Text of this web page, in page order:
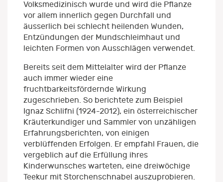
Volksmedizinisch wurde und wird die Pflanze
vor allem innerlich gegen Durchfall und
äusserlich bei schlecht heilenden Wunden,
Entzündungen der Mundschleimhaut und
leichten Formen von Ausschlägen verwendet.
Bereits seit dem Mittelalter wird der Pflanze
auch immer wieder eine
fruchtbarkeitsfördernde Wirkung
zugeschrieben. So berichtete zum Beispiel
Ignaz Schlifni (1924-2012), ein österreichischer
Kräuterkundiger und Sammler von unzähligen
Erfahrungsberichten, von einigen
verblüffenden Erfolgen. Er empfahl Frauen, die
vergeblich auf die Erfüllung ihres
Kinderwunsches warteten, eine dreiwöchige
Teekur mit Storchenschnabel auszuprobieren.